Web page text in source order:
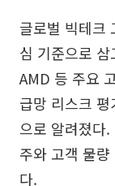
글로벌 빅테크
심 기준으로
AMD 등 주요
급망 리스크
으로 알려졌다
주와 고객 물
다.